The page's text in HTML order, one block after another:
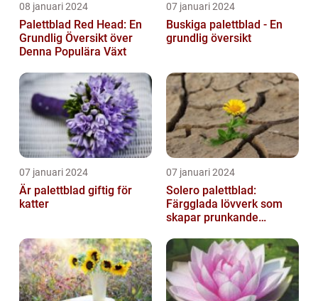
08 januari 2024
Palettblad Red Head: En
Grundlig Översikt över
Denna Populära Växt
07 januari 2024
Buskiga palettblad - En
grundlig översikt
07 januari 2024
Är palettblad giftig för
katter
07 januari 2024
Solero palettblad:
Färgglada lövverk som
skapar prunkande